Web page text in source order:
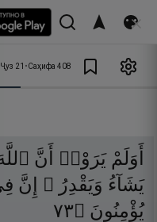
Ҷуз 21 •Саҳифа 408
أَوَلَمْ يَرَوْا۟ أَنَّ
يَشَآءُ وَيَقْدِرُ ۚ إِنَّ
يُؤْمِنُونَ ۝٣٧